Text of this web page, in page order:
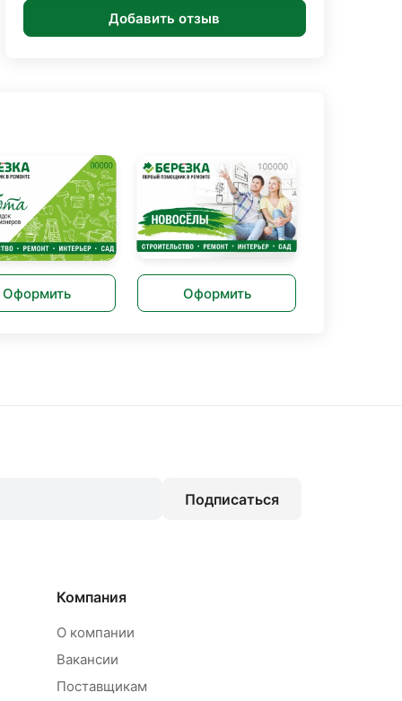
Добавить отзыв
Оформить Оформить
Подписаться
Компания
О компании
Вакансии
Поставщикам